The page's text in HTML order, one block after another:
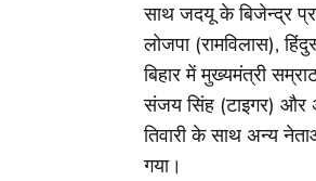
साथ जदयू के बिजेन्द्र
लोजपा (रामविलास),
बिहार में मुख्यमंत्री
संजय सिंह (टाइगर) और
तिवारी के साथ अन्य
गया।